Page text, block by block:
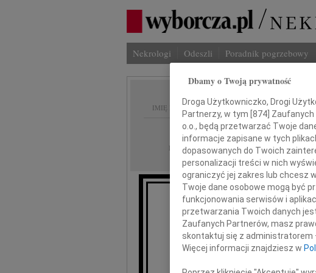
Nekrologi Odeszli Poradnik pogrzebowy
IMIĘ I NAZWISKO:
REGION: Częstochowa
DATA EMISJI: 05.09.2016
Wyrazy głębokiego
Dbamy o Twoją prywatność
Droga Użytkowniczko, Drogi
Partnerzy, w tym [874] Zaufanych
o.o., będą przetwarzać Twoje
informacje zapisane w tych
dopasowanych do Twoich
personalizacji treści w nich
ograniczyć jej zakres lub chcesz
Twoje dane osobowe mogą być
funkcjonowania serwisów i
przetwarzania Twoich danych jest
Zaufanych Partnerów, masz
skontaktuj się z administratorem
Więcej informacji znajdziesz w